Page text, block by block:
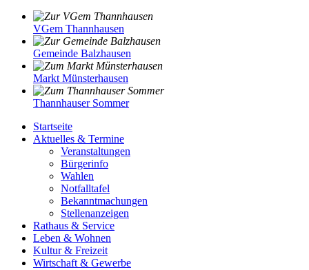
VGem Thannhausen
Gemeinde Balzhausen
Markt Münsterhausen
Thannhauser Sommer
Startseite
Aktuelles & Termine
Veranstaltungen
Bürgerinfo
Wahlen
Notfalltafel
Bekanntmachungen
Stellenanzeigen
Rathaus & Service
Leben & Wohnen
Kultur & Freizeit
Wirtschaft & Gewerbe